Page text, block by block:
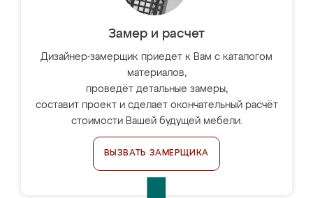
Замер и расчет
Дизайнер-замерщик приедет к Вам с каталогом
материалов,
проведёт детальные замеры,
составит проект и сделает окончательный расчёт
стоимости Вашей будущей мебели.
ВЫЗВАТЬ ЗАМЕРЩИКА